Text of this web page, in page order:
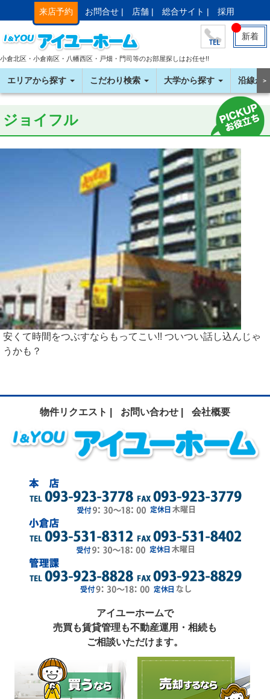
来店予約 お問合せ | 店舗 | 総合サイト | 採用
新着
小倉北区・小倉南区・八幡西区・戸畑・門司等のお部屋探しはお任せ!!
エリアから探す こだわり検索 大学から探す 沿線か＞
ジョイフル
安くて時間をつぶすならもってこい!! ついつい話し込んじゃ
うかも？
物件リクエスト | お問い合わせ | 会社概要
アイユーホームで
売買も賃貸管理も不動産運用・相続も
ご相談いただけます。